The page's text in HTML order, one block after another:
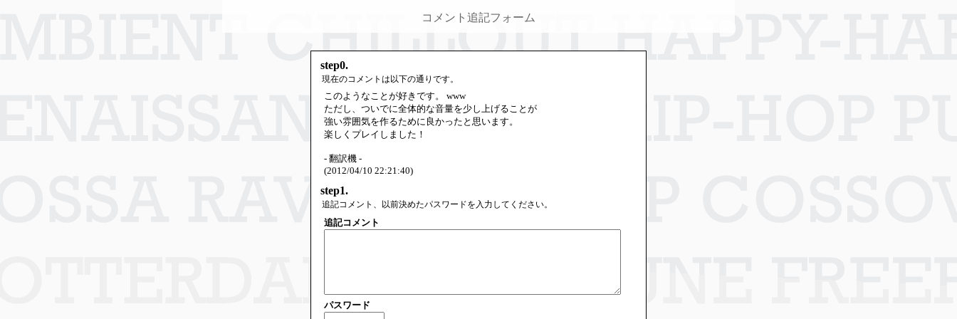
コメント追記フォーム
step0.
現在のコメントは以下の通りです。
このようなことが好きです。 www
ただし、ついでに全体的な音量を少し上げることが
強い雰囲気を作るために良かったと思います。
楽しくプレイしました！
- 翻訳機 -
(2012/04/10 22:21:40)
step1.
追記コメント、以前決めたパスワードを入力してください。
追記コメント
パスワード